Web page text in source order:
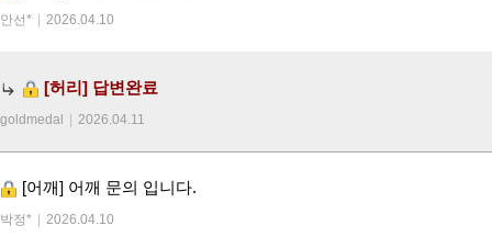
안선* 2026.04.10
[허리] 답변완료
goldmedal 2026.04.11
[어깨] 어깨 문의 입니다.
박정* 2026.04.10